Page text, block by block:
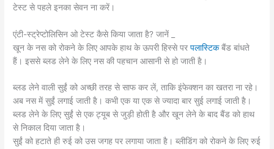
टेस्‍ट से पहले इनका सेवन ना करें।
एंटी-स्ट्रेप्टोलिसिन ओ टेस्‍ट कैसे किया जाता है? जानें _
खून के नस को रोकने के लिए आपके हाथ के ऊपरी हिस्‍से परपलास्टिकबैंड बांधते
हैं। इससे ब्‍लड लेने के लिए नस की पहचान आसानी से हो जाती है।
ब्‍लड लेने वाली सुईं को अच्‍छी तरह से साफ कर लें, ताकि इंफेक्‍शन का खतरा ना रहे।
अब नस में सुईं लगाई जाती है। कभी एक या एक से ज्‍यादा बार सुई लगाई जाती है।
ब्‍लड लेने के लिए सुईं से एक ट्यूब से जुड़ी होती है और खून लेने के बाद बैंड को हाथ
से निकाल दिया जाता है।
सुईं को हटाते ही रुई को उस जगह पर लगाया जाता है। ब्‍लीडिंग को रोकने के लिए रुई